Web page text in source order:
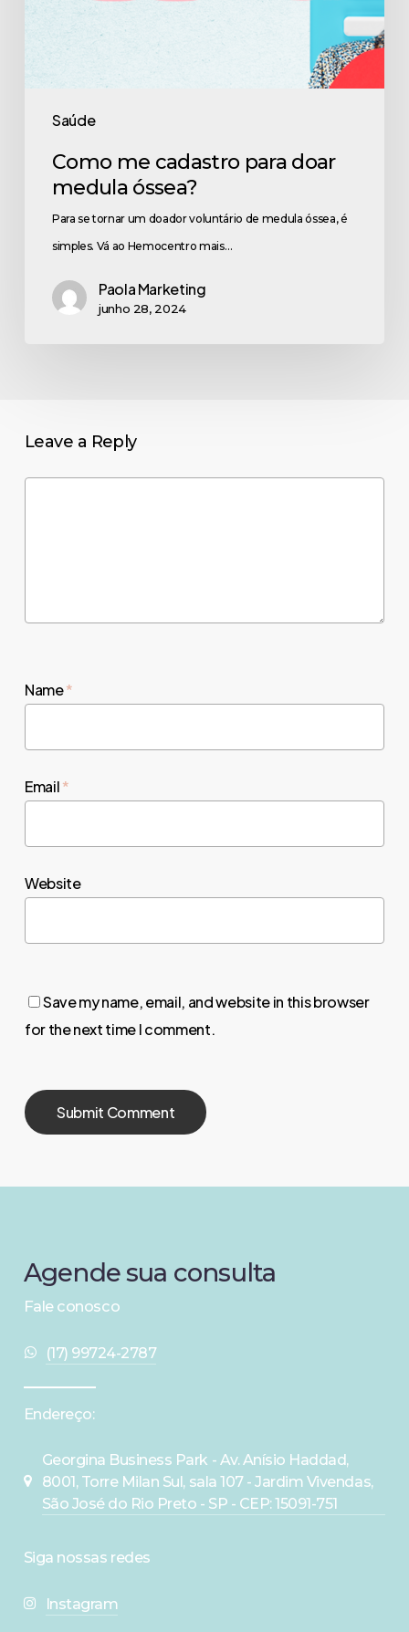
Saúde
Como me cadastro para doar
medula óssea?
Para se tornar um doador voluntário de medula óssea, é
simples. Vá ao Hemocentro mais…
Paola Marketing
junho 28, 2024
Leave a Reply
Name*
Email*
Website
Save my name, email, and website in this browser
for the next time I comment.
Agendesua consulta
Fale conosco
(17) 99724-2787
Endereço:
Georgina Business Park - Av. Anísio Haddad,
8001, Torre Milan Sul, sala 107 - Jardim Vivendas,
São José do Rio Preto - SP - CEP: 15091-751
Siga nossas redes
Instagram